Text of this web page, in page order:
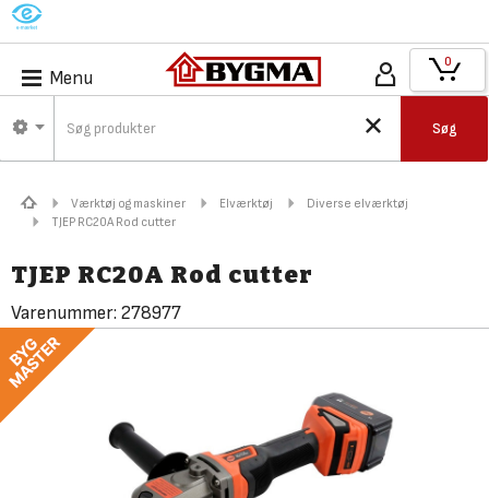
M
Menu
Søg
0
Værktøj og maskiner Elværktøj
Diverse elværktøj
TJEP RC20A Rod cutter
TJEP RC20A Rod cutter
Varenummer: 278977